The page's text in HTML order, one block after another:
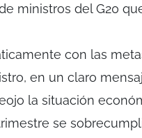
ministros del G20
con las
en un claro
la situación
se